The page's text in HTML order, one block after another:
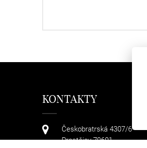
KONTAKTY
Českobratrská 4307/6
Prostějov 79601